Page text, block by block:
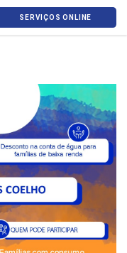
SERVIÇOS ONLINE